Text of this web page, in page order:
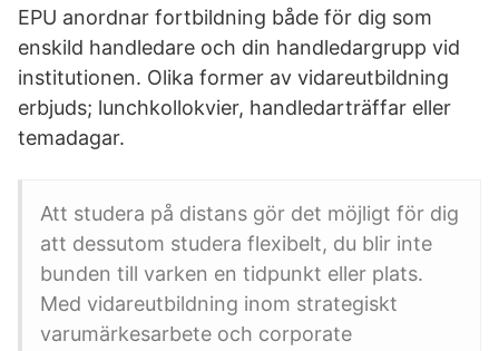
EPU anordnar fortbildning både för dig som
enskild handledare och din handledargrupp vid
institutionen. Olika former av vidareutbildning
erbjuds; lunchkollokvier, handledarträffar eller
temadagar.
Att studera på distans gör det möjligt för dig
att dessutom studera flexibelt, du blir inte
bunden till varken en tidpunkt eller plats.
Med vidareutbildning inom strategiskt
varumärkesarbete och corporate